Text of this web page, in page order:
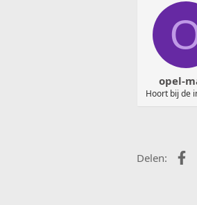
opel-
Hoort bij de
Delen: